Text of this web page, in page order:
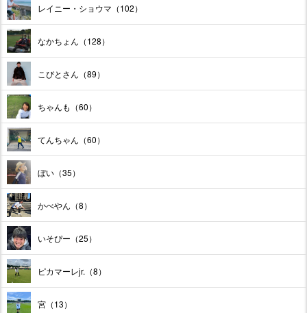
レイニー・ショウマ（102）
なかちょん（128）
こびとさん（89）
ちゃんも（60）
てんちゃん（60）
ぼい（35）
かべやん（8）
いそぴー（25）
ピカマーレjr.（8）
宮（13）